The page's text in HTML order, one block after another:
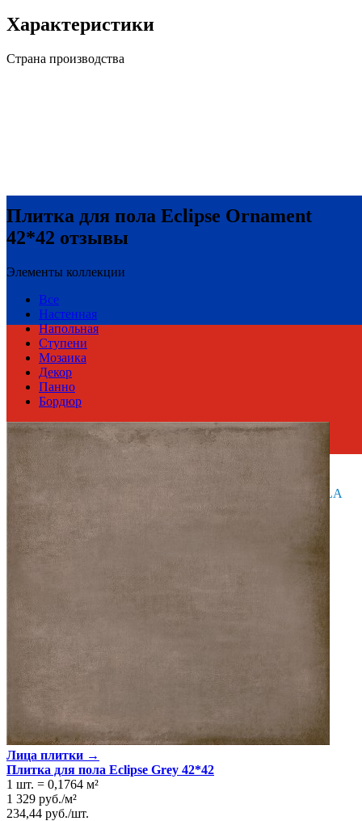
Характеристики
Страна производства
Россия
Производитель AZORI CERAMICA
Коллекция
Azori Ceramica ECLIPSE, Azori Ceramica NIVOLA
Тип плитки Напольная
Размеры
Размеры
42х42 см
Толщина 9.5 мм
Ширина
Вес 1 упаковки
Количество в коробке, шт.
Свойства
Назначение Ванная комната, Кухня
Материал
Керамика
Поверхность
Многоцветный
Имитация поверхности
Плитка для пола Eclipse Ornament
42*42 отзывы
Элементы коллекции
Все
Настенная
Напольная
Ступени
Мозаика
Декор
Панно
Бордюр
Лица плитки →
Плитка для пола Eclipse Grey 42*42
1 шт. = 0,1764 м²
1 329 руб./м²
234,44 руб./шт.